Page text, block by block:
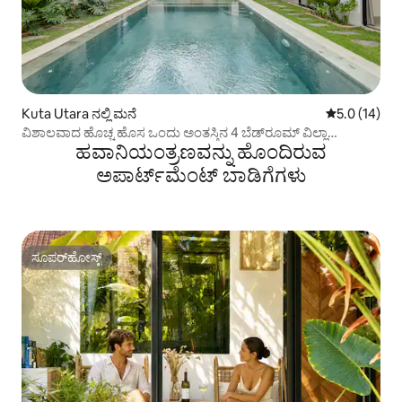
Kuta Utara ನಲ್ಲಿ ಮನೆ 5 ರಲ್ಲಿ 5.0
5.0 (14)
ವಿಶಾಲವಾದ ಹೊಚ್ಚ ಹೊಸ ಒಂದು ಅಂತಸ್ತಿನ 4 ಬೆಡ್‌ರೂಮ್ ವಿಲ್ಲಾ
ಉಮಲಾಸ್ಹವಾನಿಯಂತ್ರಣವನ್ನು ಹೊಂದಿರುವ
ಅಪಾರ್ಟ್‌ಮೆಂಟ್‌ ಬಾಡಿಗೆಗಳು
ಸೂಪರ್‌ಹೋಸ್ಟ್
ಸೂಪರ್‌ಹೋಸ್ಟ್